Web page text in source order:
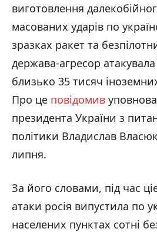
виготовлення
масованих ударів по
зразках ракет та
держава-агресор
близько 35 тисяч
Про це повідомив
президента України з
політики Владислав
липня.
За його словами, під час
атаки росія випустила по
населених пунктах сотні